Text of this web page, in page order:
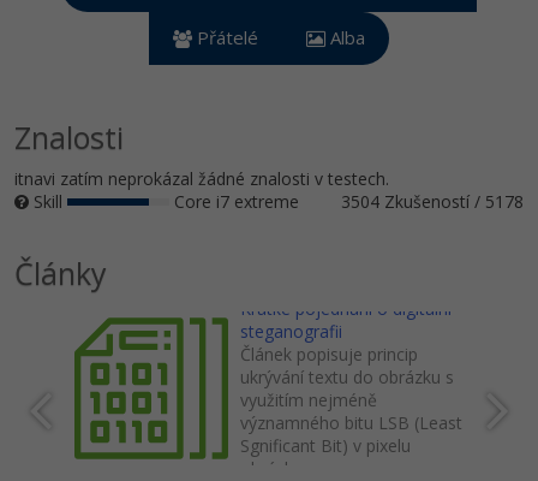
Copywriter
SEO specialista
Algoritmy -41%
Time management
Elektronický podpis
Fórum
Přátelé Alba
Znalosti
itnavi zatím neprokázal žádné znalosti v testech.
Skill
Core i7 extreme 3504 Zkušeností / 5178
Články
Krátké pojednání o digitální
steganografii
Článek popisuje princip
ukrývání textu do obrázku s
využitím nejméně
významného bitu LSB (Least
Sgnificant Bit) v pixelu
obrázku.